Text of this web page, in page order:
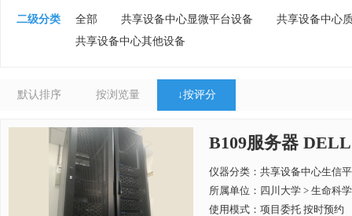
二级分类 全部 共享设备中心显微平台设备
共享设备中心
共享设备中心其他设备
默认排序 按浏览量 ↓按评分
B109服务器 DELL
仪器分类：共享设备中心生信
所属单位： 四川大学 > 生命科
使用模式：项目委托 按时预约